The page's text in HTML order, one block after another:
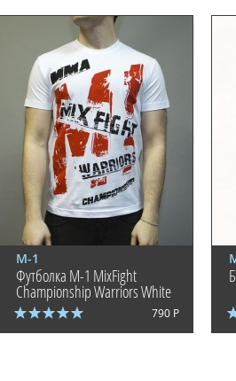
М-1
Футболка M-1 MixFight
Championship Warriors White
790 Р